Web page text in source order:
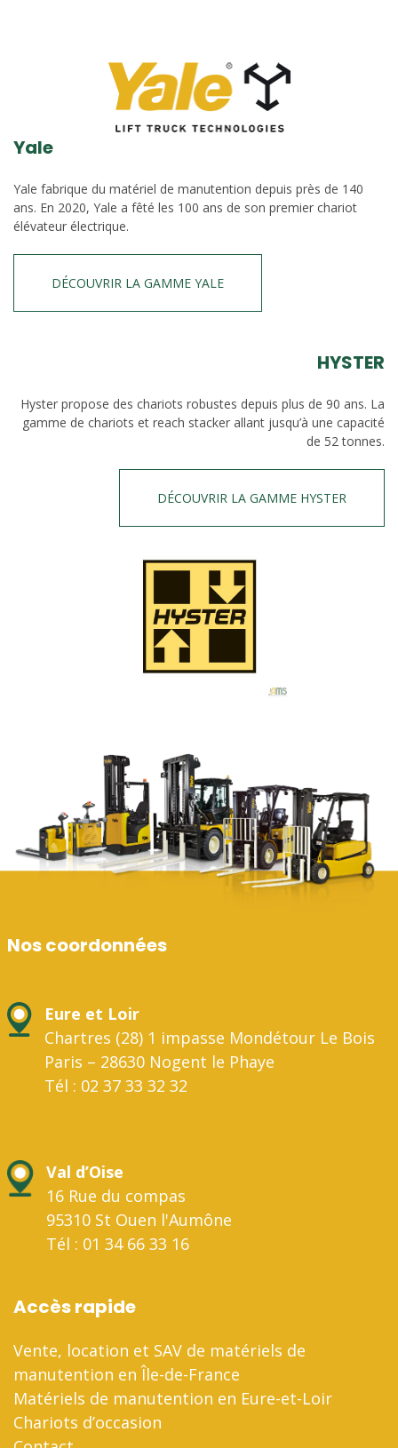
Yale
Yale fabrique du matériel de manutention depuis près de 140
ans. En 2020, Yale a fêté les 100 ans de son premier chariot
élévateur électrique.
DÉCOUVRIR LA GAMME YALE
HYSTER
Hyster propose des chariots robustes depuis plus de 90 ans. La
gamme de chariots et reach stacker allant jusqu’à une capacité
de 52 tonnes.
DÉCOUVRIR LA GAMME HYSTER
Nos coordonnées
Eure et Loir
Chartres (28) 1 impasse Mondétour Le Bois
Paris – 28630 Nogent le Phaye
Tél : 02 37 33 32 32
Val d’Oise
16 Rue du compas
95310 St Ouen l'Aumône
Tél : 01 34 66 33 16
Accès rapide
Vente, location et SAV de matériels de
manutention en Île-de-France
Matériels de manutention en Eure-et-Loir
Chariots d’occasion